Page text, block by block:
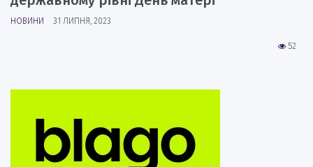
НОВИНИ 31 ЛИПНЯ, 2023
52